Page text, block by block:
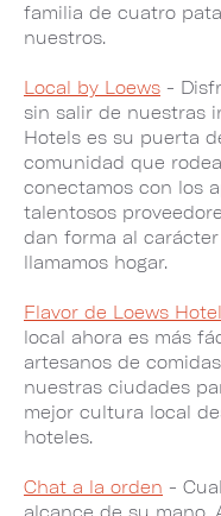
familia de cuatro
nuestros.
Local by Loews -
sin salir de nuestras
Hotels es su puerta
comunidad que
conectamos con los
talentosos
dan forma al
llamamos hogar.
Flavor de Loews
local ahora es más
artesanos de
nuestras ciudades
mejor cultura local
hoteles.
Chat a la orden -
alcance de su mano.